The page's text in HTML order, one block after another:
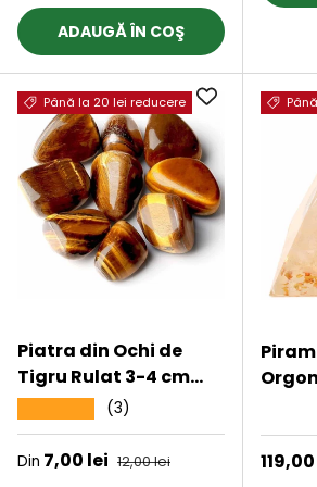
ADAUGĂ ÎN COŞ
Până la 20 lei reducere
Piatra din Ochi de
Tigru Rulat 3-4 cm
Ideale pentru Reiki si
Vindecare Energetica
(3)
Preț de vânzare
Din 7,00 lei Preț obișnuit
12,00 lei Preț